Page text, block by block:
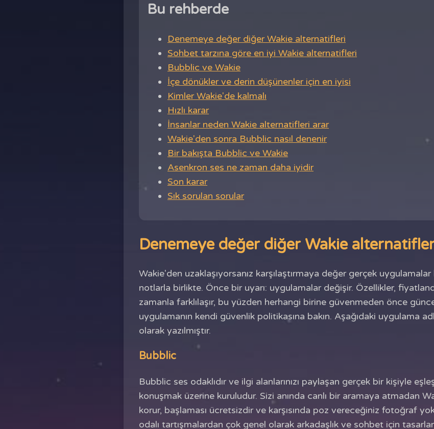
Bu rehberde
Denemeye değer diğer Wakie alternatifleri
Sohbet tarzına göre en iyi Wakie alternatifleri
Bubblic ve Wakie
İçe dönükler ve derin düşünenler için en iyisi
Kimler Wakie'de kalmalı
Hızlı karar
İnsanlar neden Wakie alternatifleri arar
Wakie'den sonra Bubblic nasıl denenir
Bir bakışta Bubblic ve Wakie
Asenkron ses ne zaman daha iyidir
Son karar
Sık sorulan sorular
Denemeye değer diğer Wakie
Wakie'den uzaklaşıyorsanız karşılaştırmaya değer gerçek
notlarla birlikte. Önce bir uyarı: uygulamalar değişir. Özellikler,
zamanla farklılaşır, bu yüzden herhangi birine güvenmeden önce
uygulamanın kendi güvenlik politikasına bakın. Aşağıdaki uygulama
olarak yazılmıştır.
Bubblic
Bubblic ses odaklıdır ve ilgi alanlarınızı paylaşan gerçek bir kişiyle
konuşmak üzerine kuruludur. Sizi anında canlı bir aramaya atmadan
korur, başlaması ücretsizdir ve karşısında poz vereceğiniz fotoğraf
odalı tartışmalardan çok genel olarak arkadaşlık ve sohbet için